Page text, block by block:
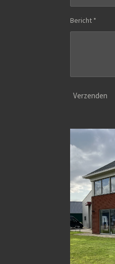
Bericht *
Verzenden